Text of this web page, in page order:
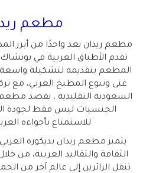
مطعم
مطعم ريدان يعد واحدًا من أبرز
تقدم الأطباق العربية في
المطعم بتقديمه لتشكيلة واسعة
غنى وتنوع المطبخ العربي، مع
السعودية التقليدية ، يقصد
الجنسيات ليس فقط لجودة
للاستمتاع بأجواءه
يتميز مطعم ريدان بديكوره
الثقافة والتقاليد العربية، من
تنقل الزائرين إلى عالم آخر من